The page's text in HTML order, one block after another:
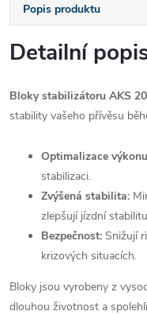
Popis produktu
Detailní
Bloky stabilizátoru AKS
stability vašeho přívěsu
Optimalizace
stabilizaci.
Zvýšená stabilita:
zlepšují jízdní
Bezpečnost: Snižují
krizových situacích.
Bloky jsou vyrobeny z
dlouhou životnost a